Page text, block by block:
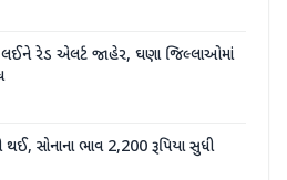
લઈને રેડ એલર્ટ જાહેર, ઘણા જિલ્લાઓમાં
થઈ, સોનાના ભાવ 2,200 રૂપિયા સુધી